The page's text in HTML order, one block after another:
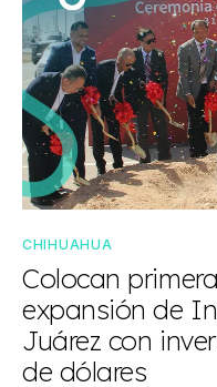
CHIHUAHUA
Colocan
expansión de
Juárez con
de dólares